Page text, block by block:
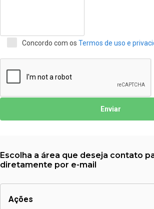
Concordo com os Termos de uso e
Enviar
Escolha a área que deseja contato
diretamente por e-mail
Ações